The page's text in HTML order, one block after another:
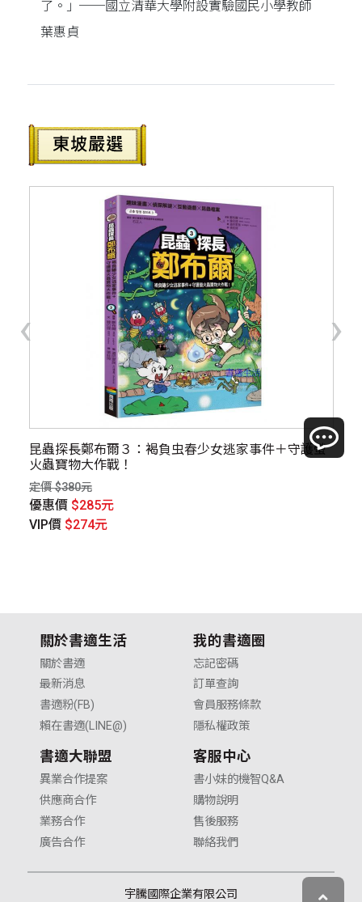
了。」──國立清華大學附設實驗國民小學教師
葉惠貞
昆蟲探長鄭布爾３：褐負虫春少女逃家事件＋守護螢
火蟲寶物大作戰！
定價 $380元
優惠價 $285元
VIP價 $274元
‹ ›
關於書適生活
關於書適
最新消息
書適粉(FB)
賴在書適(LINE@)
我的書適圈
忘記密碼
訂單查詢
會員服務條款
隱私權政策
書適大聯盟
異業合作提案
供應商合作
業務合作
廣告合作
客服中心
書小妹的機智Q&A
購物說明
售後服務
聯絡我們
宇騰國際企業有限公司